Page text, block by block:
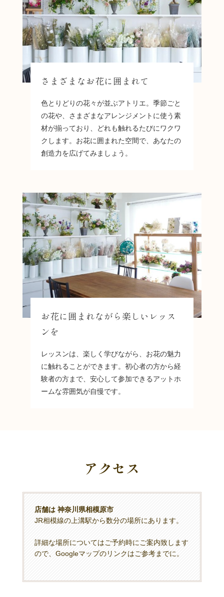
さまざまなお花に囲まれて
色とりどりの花々が並ぶアトリエ。季節ごと
の花や、さまざまなアレンジメントに使う素
材が揃っており、どれも触れるたびにワクワ
クします。お花に囲まれた空間で、あなたの
創造力を広げてみましょう。
お花に囲まれながら楽しいレッス
ンを
レッスンは、楽しく学びながら、お花の魅力
に触れることができます。初心者の方から経
験者の方まで、安心して参加できるアットホ
ームな雰囲気が自慢です。
アクセス
店舗は 神奈川県相模原市
JR相模線の上溝駅から数分の場所にあります。
詳細な場所についてはご予約時にご案内致します
ので、Googleマップのリンクはご参考までに。